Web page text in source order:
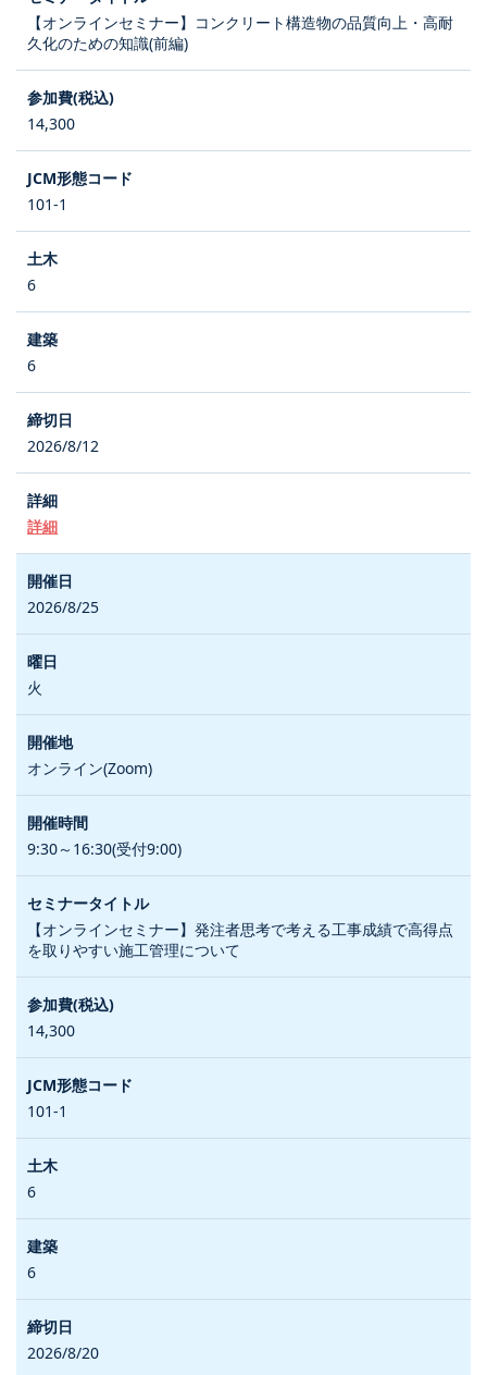
【オンラインセミナー】コンクリート構造物の品質向上・高耐
久化のための知識(前編)
14,300
101-1
6
6
2026/8/12
詳細
2026/8/25
火
オンライン(Zoom)
9:30～16:30(受付9:00)
【オンラインセミナー】発注者思考で考える工事成績で高得点
を取りやすい施工管理について
14,300
101-1
6
6
2026/8/20